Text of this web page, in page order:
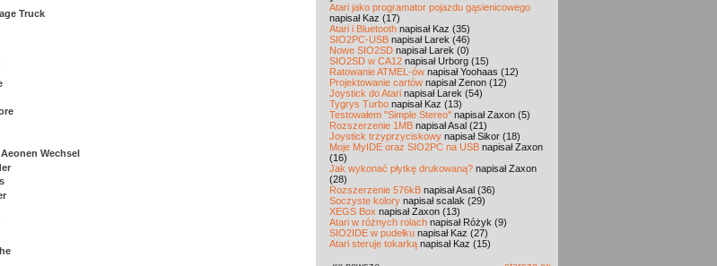
Truck
Wechsel
Atari jako programator pojazdu gąsienicowego
napisał Kaz (17)
Atari i Bluetooth napisał Kaz (35)
SIO2PC-USB napisał Larek (46)
Nowe SIO2SD napisał Larek (0)
SIO2SD w CA12 napisał Urborg (15)
Ratowanie ATMEL-ów napisał Yoohaas (12)
Projektowanie cartów napisał Zenon (12)
Joystick do Atari napisał Larek (54)
Tygrys Turbo napisał Kaz (13)
Testowałem "Simple Stereo" napisał Zaxon (5)
Rozszerzenie 1MB napisał Asal (21)
Joystick trzyprzyciskowy napisał Sikor (18)
Moje MyIDE oraz SIO2PC na USB napisał Zaxon
(16)
Jak wykonać płytkę drukowaną? napisał Zaxon
(28)
Rozszerzenie 576kB napisał Asal (36)
Soczyste kolory napisał scalak (29)
XEGS Box napisał Zaxon (13)
Atari w różnych rolach napisał Różyk (9)
SIO2IDE w pudełku napisał Kaz (27)
Atari steruje tokarką napisał Kaz (15)